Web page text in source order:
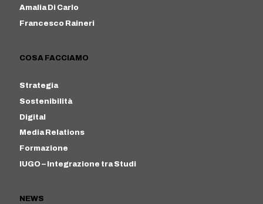
Amalia Di Carlo
Francesco Raineri
COSA FACCIAMO
Strategia
Sostenibilità
Digital
Media Relations
Formazione
IUGO – Integrazione tra Studi
NEWS